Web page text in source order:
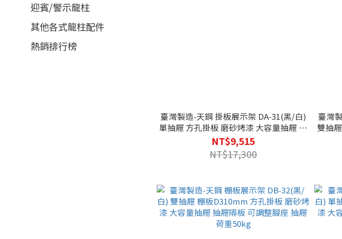
迎賓/警示龍柱
其他各式龍柱配件
熱銷排行榜
臺灣製造-天鋼 掛板展示架 DA-31(黑/白)
單抽屜 方孔掛板 磨砂烤漆 大容量抽屜 抽
屜隔板 可調整腳座 抽屜 荷重45kg
NT$9,515
NT$17,300
臺灣
雙抽